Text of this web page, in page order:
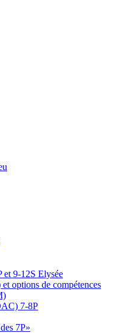
et 9-12S Elysée
options de compétences
7-8P
7P»